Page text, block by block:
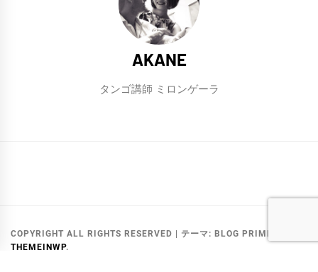
AKANE
タンゴ講師 ミロンゲーラ
COPYRIGHT ALL RIGHTS RESERVED テーマ: BLOG PRIME
THEMEINWP.